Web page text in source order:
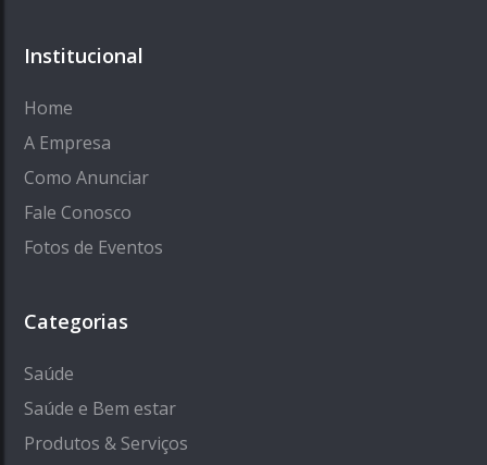
Institucional
Home
A Empresa
Como Anunciar
Fale Conosco
Fotos de Eventos
Categorias
Saúde
Saúde e Bem estar
Produtos & Serviços